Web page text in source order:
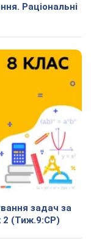
Раціональні
задач за
2 (Тиж.9:СР)